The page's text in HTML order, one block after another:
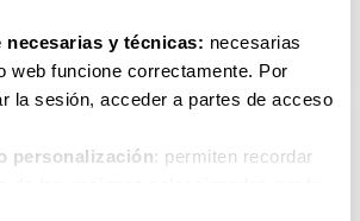
necesarias y técnicas: necesarias
web funcione correctamente. Por
la sesión, acceder a partes de acceso
personalización: permiten recordar